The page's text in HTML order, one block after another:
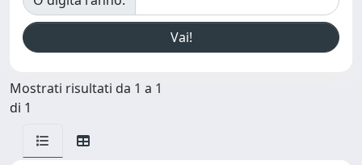
Mostrati risultati da 1 a 1
di 1